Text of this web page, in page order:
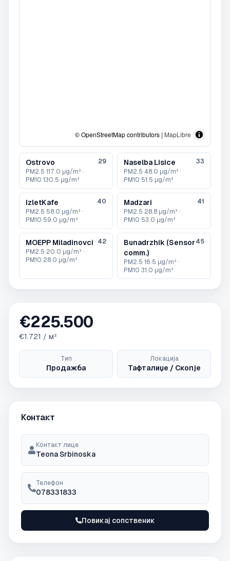
© OpenStreetMap contributors | MapLibre
Ostrovo
PM2.5 117.0 μg/m³ ·
PM10 130.5 μg/m³
29 Naselba Lisice
PM2.5 48.0 μg/m³ ·
PM10 51.5 μg/m³
33
IzletKafe
PM2.5 58.0 μg/m³ ·
PM10 59.0 μg/m³
40 Madzari
PM2.5 28.8 μg/m³ ·
PM10 53.0 μg/m³
41
MOEPP Miladinovci
PM2.5 20.0 μg/m³ ·
PM10 28.0 μg/m³
42
Bunadrzhik (Sensor
comm.)
PM2.5 16.5 μg/m³ ·
PM10 31.0 μg/m³
45
€225.500
€1.721 / м²
Тип
Продажба
Локација
Тафталиџе / Скопје
Контакт
Контакт лице
Teona Srbinoska
Телефон
078331833
Повикај сопственик